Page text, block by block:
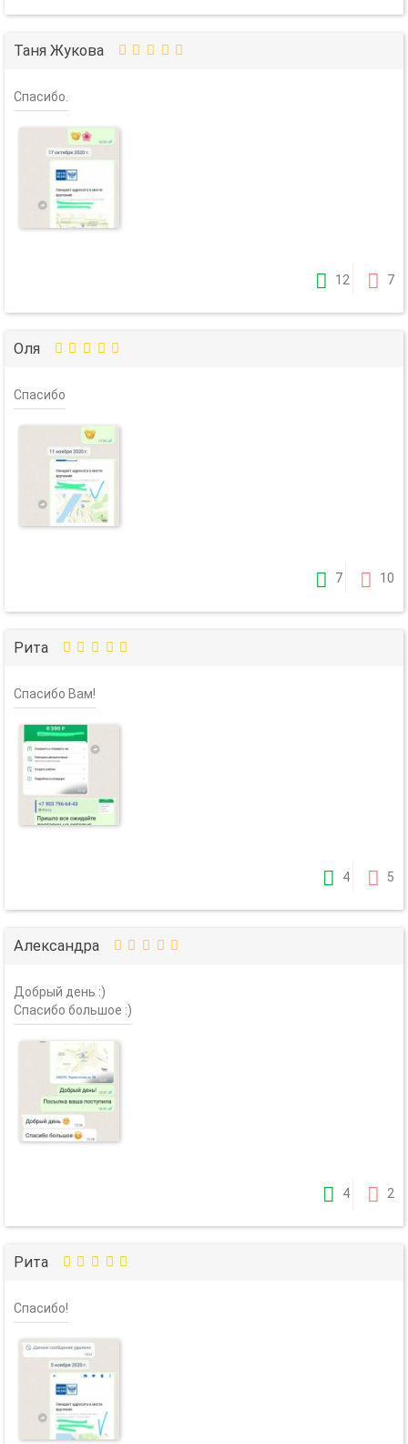
Таня Жукова
Спасибо.
12 7
Оля
Спасибо
7 10
Рита
Спасибо Вам!
4 5
Александра
Добрый день :)
Спасибо большое :)
4 2
Рита
Спасибо!